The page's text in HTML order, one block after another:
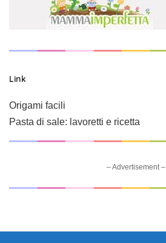
Link
Origami facili
Pasta di sale: lavoretti e ricetta
– Advertisement –